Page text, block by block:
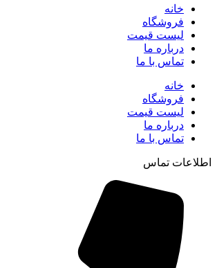
خانه
فروشگاه
لیست قیمت
درباره ما
تماس با ما
خانه
فروشگاه
لیست قیمت
درباره ما
تماس با ما
اطلاعات تماس